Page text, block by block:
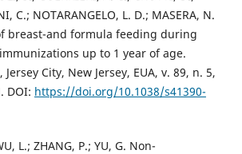
C.; NOTARANGELO, L. D.; MASERA, N.
breast-and formula feeding during
up to 1 year of age.
City, New Jersey, EUA, v. 89, n. 5,
DOI: https://doi.org/10.1038/s41390-
L.; ZHANG, P.; YU, G. Non-